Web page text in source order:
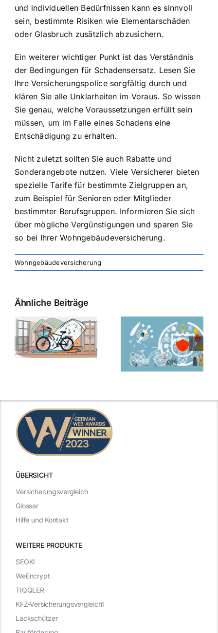
und individuellen Bedürfnissen kann es sinnvoll
sein, bestimmte Risiken wie Elementarschäden
oder Glasbruch zusätzlich abzusichern.
Ein weiterer wichtiger Punkt ist das Verständnis
der Bedingungen für Schadensersatz. Lesen Sie
Ihre Versicherungspolice sorgfältig durch und
klären Sie alle Unklarheiten im Voraus. So wissen
Sie genau, welche Voraussetzungen erfüllt sein
müssen, um im Falle eines Schadens eine
Entschädigung zu erhalten.
Nicht zuletzt sollten Sie auch Rabatte und
Sonderangebote nutzen. Viele Versicherer bieten
spezielle Tarife für bestimmte Zielgruppen an,
zum Beispiel für Senioren oder Mitglieder
bestimmter Berufsgruppen. Informieren Sie sich
über mögliche Vergünstigungen und sparen Sie
so bei Ihrer Wohngebäudeversicherung.
Wohngebäudeversicherung
Ähnliche Beiträge
ÜBERSICHT
WEITERE PRODUKTE
Versicherungsvergleich
Glossar
Hilfe und Kontakt
SEOKI
WeEncrypt
TIQQLER
KFZ-Versicherungsvergleich1
Lackschützer